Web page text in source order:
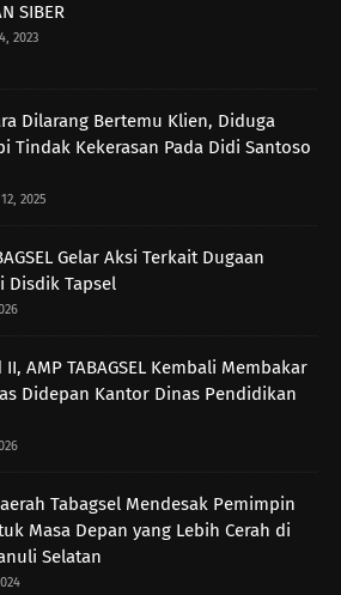
SIBER
2023
Dilarang Bertemu Klien, Diduga
Tindak Kekerasan Pada Didi Santoso
2025
Gelar Aksi Terkait Dugaan
Disdik Tapsel
AMP TABAGSEL Kembali Membakar
Didepan Kantor Dinas Pendidikan
Tabagsel Mendesak Pemimpin
Masa Depan yang Lebih Cerah di
Selatan